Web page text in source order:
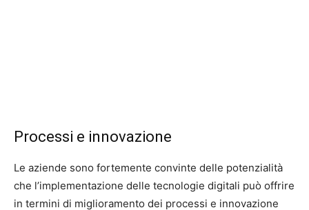
Processi e innovazione
Le aziende sono fortemente convinte delle potenzialità
che l’implementazione delle tecnologie digitali può offrire
in termini di miglioramento dei processi e innovazione